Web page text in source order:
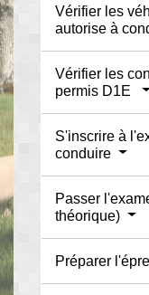
Vérifier les
autorise à
Vérifier les
permis D1E
S'inscrire à
conduire
Passer
théorique)
Préparer